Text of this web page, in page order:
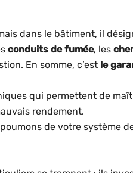
dans le bâtiment, il
conduits de fumée, les
En somme, c’est le
qui permettent de
rendement.
de votre système